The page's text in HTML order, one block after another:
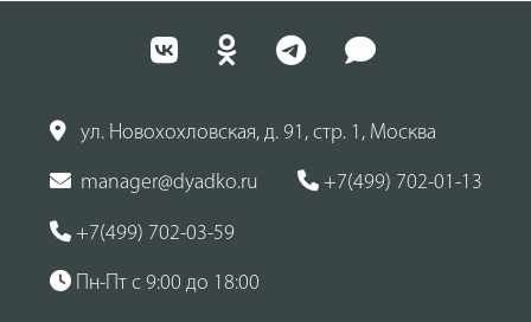
ул. Новохохловская, д. 91, стр. 1, Москва
manager@dyadko.ru +7(499) 702-01-13
+7(499) 702-03-59
Пн-Пт с 9:00 до 18:00